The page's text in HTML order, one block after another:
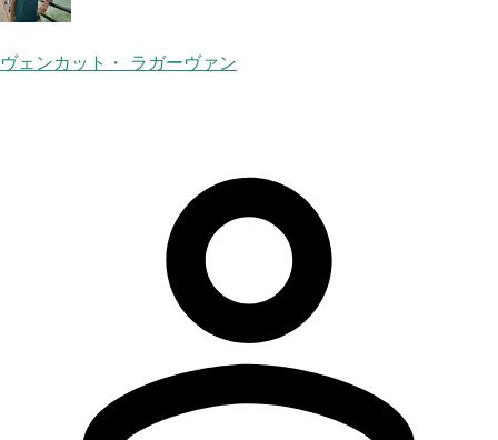
ヴェンカット・ ラガーヴァン